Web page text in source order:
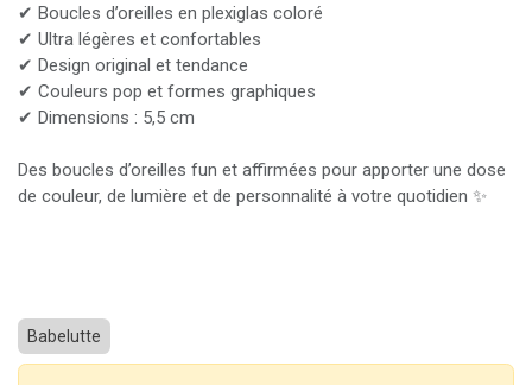
✔ Boucles d’oreilles en plexiglas coloré
✔ Ultra légères et confortables
✔ Design original et tendance
✔ Couleurs pop et formes graphiques
✔ Dimensions : 5,5 cm
Des boucles d’oreilles fun et affirmées pour apporter une dose
de couleur, de lumière et de personnalité à votre quotidien ✨
Babelutte